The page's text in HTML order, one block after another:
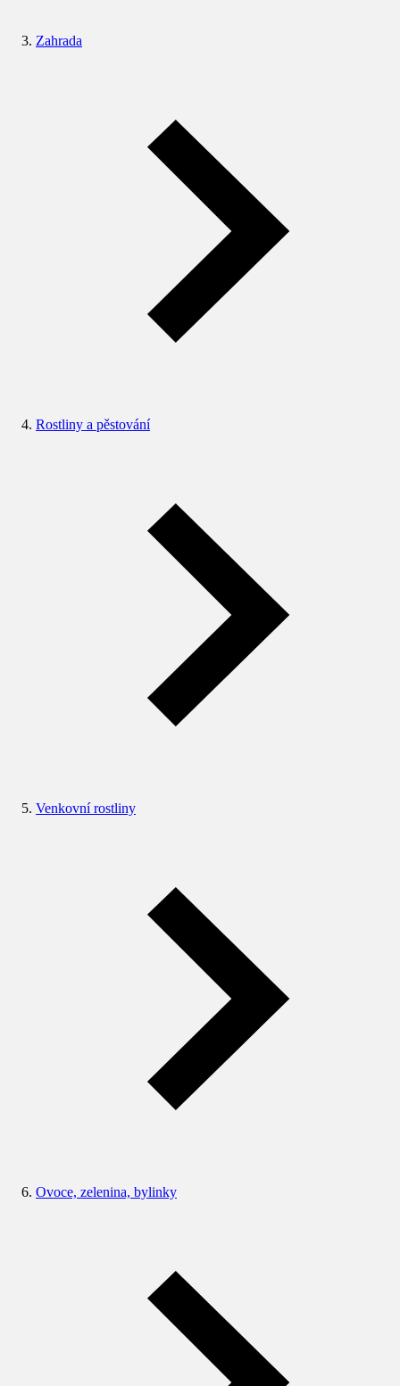
Zahrada
Rostliny a pěstování
Venkovní rostliny
Ovoce, zelenina, bylinky